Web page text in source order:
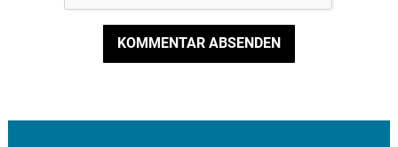
KOMMENTAR ABSENDEN